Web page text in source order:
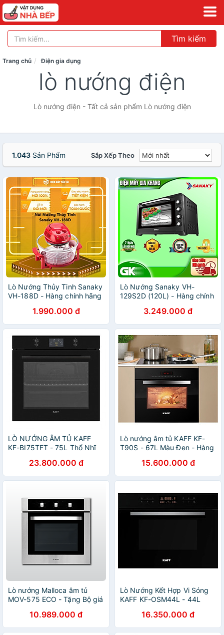
Tìm kiếm
Trang chủ Điện gia dụng
lò nướng điện
Lò nướng điện - Tất cả sản phẩm Lò nướng điện
1.043 Sản Phẩm Sắp Xếp Theo
Lò Nướng Thủy Tinh Sanaky
VH-188D - Hàng chính hãng
1.990.000 đ
Lò Nướng Sanaky VH-
129S2D (120L) - Hàng chính
3.249.000 đ
LÒ NƯỚNG ÂM TỦ KAFF
KF-BI75TFT - 75L Thổ Nhĩ
23.800.000 đ
Lò nướng âm tủ KAFF KF-
T90S - 67L Màu Đen - Hàng
15.600.000 đ
Lò nướng Malloca âm tủ
MOV-575 ECO - Tặng Bộ giá
cụ xay tiêu MMPM-657A -
hàng chính hãng
10.989.000 đ
Lò Nướng Kết Hợp Vi Sóng
KAFF KF-OSM44L - 44L
16.350.000 đ